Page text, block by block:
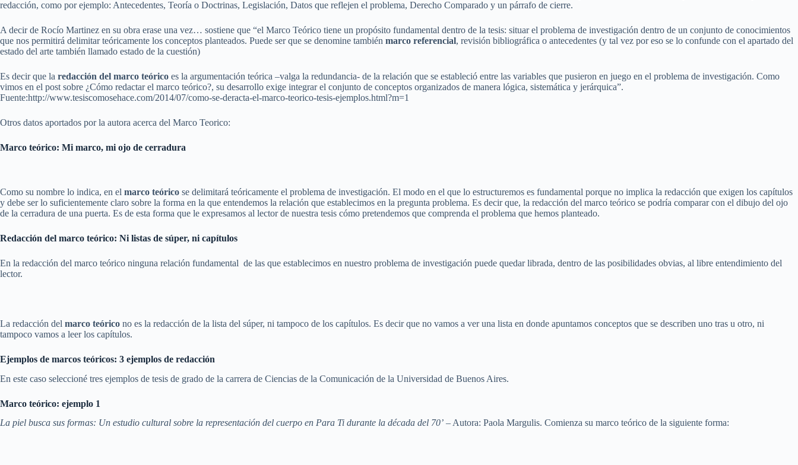
redacción, como por ejemplo: Antecedentes, Teoría o Doctrinas, Legislación, Datos que reflejen el problema, Derecho Comparado y un párrafo de cierre.
A decir de Rocío Martinez en su obra erase una vez… sostiene que “el Marco Teórico tiene un propósito fundamental dentro de la tesis: situar el problema de investigación dentro de un conjunto de conocimientos
que nos permitirá delimitar teóricamente los conceptos planteados. Puede ser que se denomine también marco referencial, revisión bibliográfica o antecedentes (y tal vez por eso se lo confunde con el apartado del
estado del arte también llamado estado de la cuestión)
Es decir que la redacción del marco teórico es la argumentación teórica –valga la redundancia- de la relación que se estableció entre las variables que pusieron en juego en el problema de investigación. Como
vimos en el post sobre ¿Cómo redactar el marco teórico?, su desarrollo exige integrar el conjunto de conceptos organizados de manera lógica, sistemática y jerárquica”.
Fuente:http://www.tesiscomosehace.com/2014/07/como-se-deracta-el-marco-teorico-tesis-ejemplos.html?m=1
Otros datos aportados por la autora acerca del Marco Teorico:
Marco teórico: Mi marco, mi ojo de cerradura
Como su nombre lo indica, en el marco teórico se delimitará teóricamente el problema de investigación. El modo en el que lo estructuremos es fundamental porque no implica la redacción que exigen los capítulos
y debe ser lo suficientemente claro sobre la forma en la que entendemos la relación que establecimos en la pregunta problema. Es decir que, la redacción del marco teórico se podría comparar con el dibujo del ojo
de la cerradura de una puerta. Es de esta forma que le expresamos al lector de nuestra tesis cómo pretendemos que comprenda el problema que hemos planteado.
Redacción del marco teórico: Ni listas de súper, ni capítulos
En la redacción del marco teórico ninguna relación fundamental de las que establecimos en nuestro problema de investigación puede quedar librada, dentro de las posibilidades obvias, al libre entendimiento del
lector.
La redacción del marco teórico no es la redacción de la lista del súper, ni tampoco de los capítulos. Es decir que no vamos a ver una lista en donde apuntamos conceptos que se describen uno tras u otro, ni
tampoco vamos a leer los capítulos.
Ejemplos de marcos teóricos: 3 ejemplos de redacción
En este caso seleccioné tres ejemplos de tesis de grado de la carrera de Ciencias de la Comunicación de la Universidad de Buenos Aires.
Marco teórico: ejemplo 1
La piel busca sus formas: Un estudio cultural sobre la representación del cuerpo en Para Ti durante la década del 70’ – Autora: Paola Margulis. Comienza su marco teórico de la siguiente forma: